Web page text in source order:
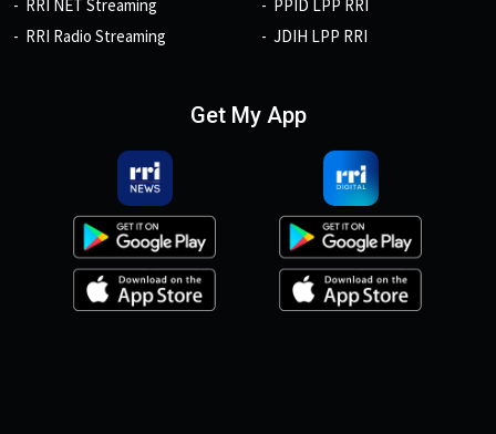
RRI NET Streaming
RRI Radio Streaming
PPID LPP RRI
JDIH LPP RRI
Get My App